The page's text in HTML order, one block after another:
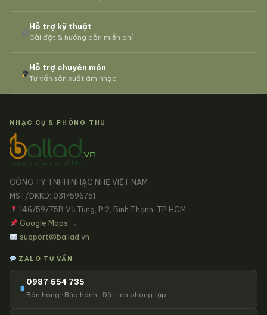
Hỗ trợ kỹ thuật
Cài đặt & hướng dẫn miễn phí
Hỗ trợ chuyên môn
Tư vấn sản xuất âm nhạc
NHẠC CỤ & PHÒNG THU
CÔNG TY TNHH NHẠC NHẸ VIỆT NAM
MST/ĐKKD: 0317596751
146/59/75B Vũ Tùng, P.2, Bình Thạnh, TP.HCM
Google Maps →
support@ballad.vn
ZALO TƯ VẤN
0987 654 735
Bán hàng · Bảo hành · Đặt lịch phòng tập